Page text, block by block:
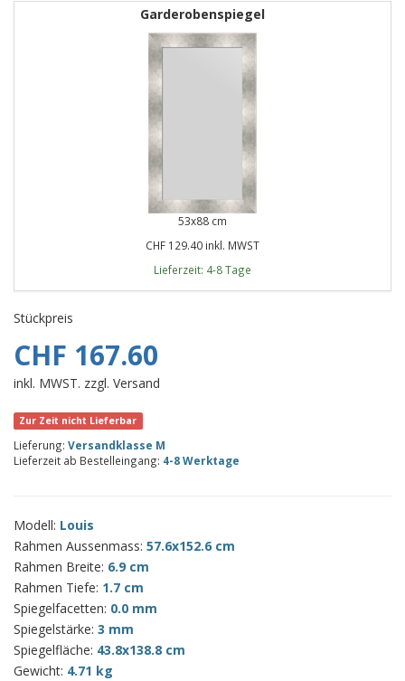
Garderobenspiegel
53x88 cm
CHF 129.40 inkl. MWST
Lieferzeit: 4-8 Tage
Stückpreis
CHF 167.60
inkl. MWST. zzgl. Versand
Zur Zeit nicht Lieferbar
Lieferung: Versandklasse M
Lieferzeit ab Bestelleingang: 4-8 Werktage
Modell: Louis
Rahmen Aussenmass: 57.6x152.6 cm
Rahmen Breite: 6.9 cm
Rahmen Tiefe: 1.7 cm
Spiegelfacetten: 0.0 mm
Spiegelstärke: 3 mm
Spiegelfläche: 43.8x138.8 cm
Gewicht: 4.71 kg